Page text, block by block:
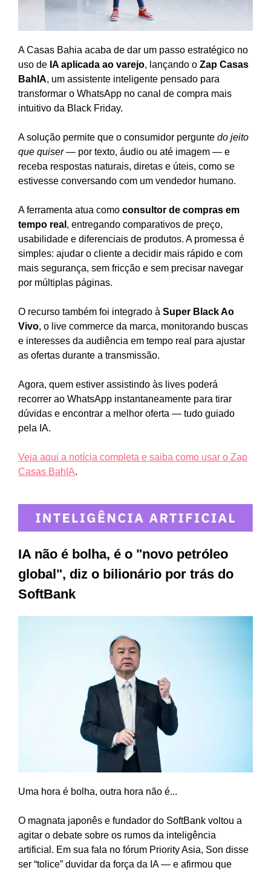
A Casas Bahia acaba de dar um passo estratégico no
uso de IA aplicada ao varejo, lançando o Zap Casas
BahIA, um assistente inteligente pensado para
transformar o WhatsApp no canal de compra mais
intuitivo da Black Friday.
A solução permite que o consumidor pergunte do jeito
que quiser— por texto, áudio ou até imagem — e
receba respostas naturais, diretas e úteis, como se
estivesse conversando com um vendedor humano.
A ferramenta atua como consultor de compras em
tempo real , entregando comparativos de preço,
usabilidade e diferenciais de produtos. A promessa é
simples: ajudar o cliente a decidir mais rápido e com
mais segurança, sem fricção e sem precisar navegar
por múltiplas páginas.
O recurso também foi integrado à Super Black Ao
Vivo, o live commerce da marca, monitorando buscas
e interesses da audiência em tempo real para ajustar
as ofertas durante a transmissão.
Agora, quem estiver assistindo às lives poderá
recorrer ao WhatsApp instantaneamente para tirar
dúvidas e encontrar a melhor oferta — tudo guiado
pela IA.
Veja aqui a notícia completa e saiba como usar o Zap
Casas BahIA.
IA não é bolha, é o "novo petróleo
global", diz o bilionário por trás do
SoftBank
Uma hora é bolha, outra hora não é...
O magnata japonês e fundador do SoftBank voltou a
agitar o debate sobre os rumos da inteligência
artificial. Em sua fala no fórum Priority Asia, Son disse
ser “tolice” duvidar da força da IA — e afirmou que